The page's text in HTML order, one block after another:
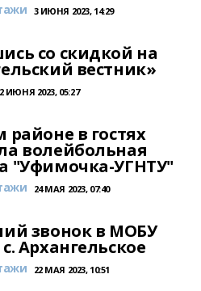
3 ИЮНЯ 2023, 14:29
со скидкой на
вестник»
2 ИЮНЯ 2023, 05:27
в гостях
волейбольная
"Уфимочка-УГНТУ"
24 МАЯ 2023, 07:40
звонок в МОБУ
Архангельское
22 МАЯ 2023, 10:51